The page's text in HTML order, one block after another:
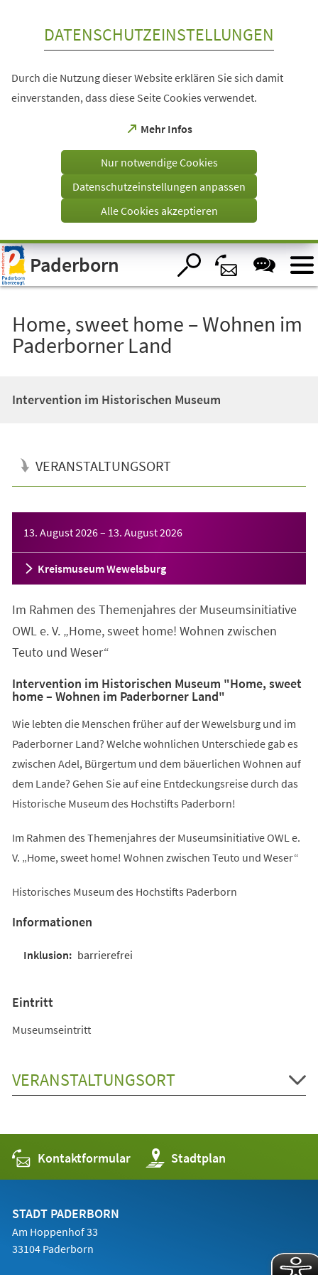
Visuelle
Assistenzsoftware
öffnen.
DATENSCHUTZEINSTELLUNGEN
Durch die Nutzung dieser Website erklären Sie sich damit
einverstanden, dass diese Seite Cookies verwendet.
Mehr Infos
(Öffnet
einem
Tab)
Nur notwendige Cookies
Datenschutzeinstellungen anpassen
Alle Cookies akzeptieren
Paderborn
Home, sweet home – Wohnen im
Paderborner Land
Intervention im Historischen Museum
VERANSTALTUNGSORT
13. August 2026– 13. August 2026
Kreismuseum Wewelsburg
Im Rahmen des Themenjahres der Museumsinitiative
OWL e. V. „Home, sweet home! Wohnen zwischen
Teuto und Weser“
Intervention im Historischen Museum "Home, sweet
home – Wohnen im Paderborner Land"
Wie lebten die Menschen früher auf der Wewelsburg und im
Paderborner Land? Welche wohnlichen Unterschiede gab es
zwischen Adel, Bürgertum und dem bäuerlichen Wohnen auf
dem Lande? Gehen Sie auf eine Entdeckungsreise durch das
Historische Museum des Hochstifts Paderborn!
Im Rahmen des Themenjahres der Museumsinitiative OWL e.
V. „Home, sweet home! Wohnen zwischen Teuto und Weser“
Historisches Museum des Hochstifts Paderborn
Informationen
barrierefrei
Eintritt
Museumseintritt
VERANSTALTUNGSORT
Kontaktformular Stadtplan
(Öffnet
in
einem
STADT PADERBORN
Am Hoppenhof 33
33104 Paderborn